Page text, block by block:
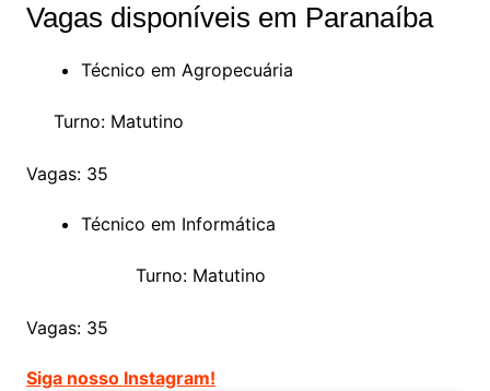
Vagas disponíveis em Paranaíba
Técnico em Agropecuária
Turno: Matutino
Vagas: 35
Técnico em Informática
Turno: Matutino
Vagas: 35
Siga nosso Instagram!